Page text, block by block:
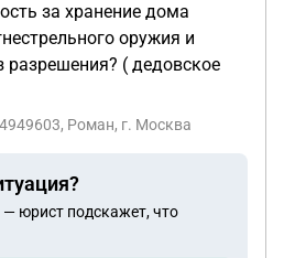
за хранение дома
оружия и
разрешения? ( дедовское
Роман, г. Москва
юрист подскажет, что